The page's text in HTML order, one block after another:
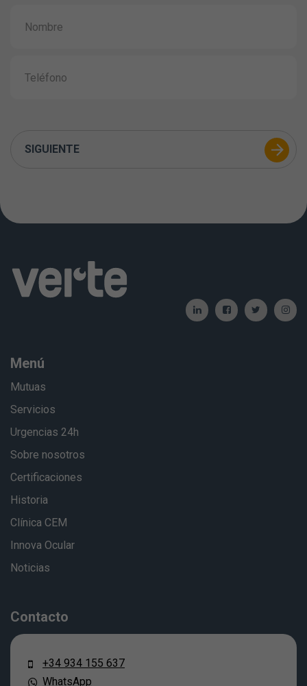
SIGUIENTE
Menú
Mutuas
Servicios
Urgencias 24h
Sobre nosotros
Certificaciones
Historia
Clínica CEM
Innova Ocular
Noticias
Contacto
+34 934 155 637
WhatsApp